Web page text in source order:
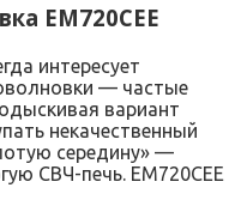
EM720CEE
интересует
— частые
вариант
некачественный
середину» —
СВЧ-печь. EM720CEE